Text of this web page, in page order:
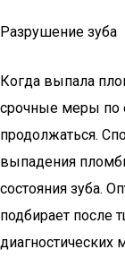
Разрушение зуба
Когда выпала
срочные меры по
продолжаться.
выпадения
состояния зуба.
подбирает после
диагностических